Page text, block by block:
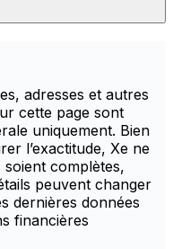
adresses et autres
cette page sont
uniquement. Bien
l’exactitude, Xe ne
complètes,
peuvent changer
dernières données
financières